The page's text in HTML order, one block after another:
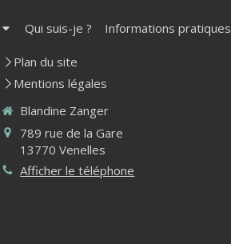
Qui suis-je ? Informations pratiques
Plan du site
Mentions légales
Blandine Zanger
789 rue de la Gare
13770 Venelles
Afficher le téléphone